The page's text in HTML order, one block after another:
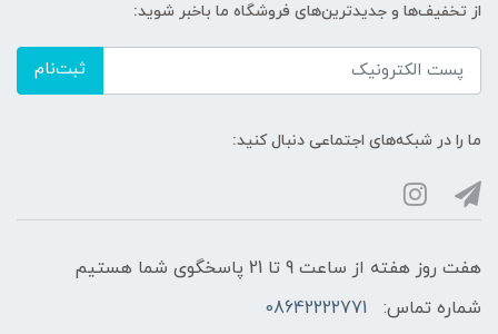
از تخفیف‌ها و جدیدترین‌های فروشگاه ما باخبر شوید:
ثبت‌نام
ما را در شبکه‌های اجتماعی دنبال کنید:
هفت روز هفته از ساعت 9 تا 21 پاسخگوی شما هستیم
شماره تماس:
08642222771